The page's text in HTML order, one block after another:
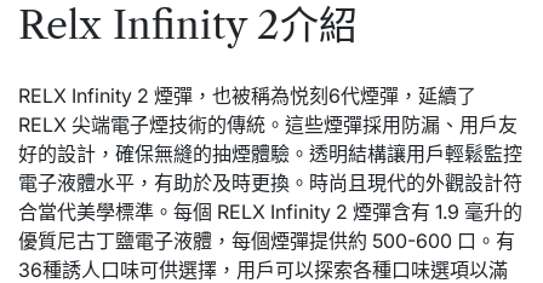
Relx Infinity 2介紹
RELX Infinity 2 煙彈，也被稱為悦刻6代煙彈，延續了
RELX 尖端電子煙技術的傳統。這些煙彈採用防漏、用戶友
好的設計，確保無縫的抽煙體驗。透明結構讓用戶輕鬆監控
電子液體水平，有助於及時更換。時尚且現代的外觀設計符
合當代美學標準。每個 RELX Infinity 2 煙彈含有 1.9 毫升的
優質尼古丁鹽電子液體，每個煙彈提供約 500-600 口。有
36種誘人口味可供選擇，用戶可以探索各種口味選項以滿